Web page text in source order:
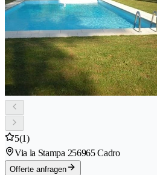
5(1)
Via la Stampa 256965 Cadro
Offerte anfragen